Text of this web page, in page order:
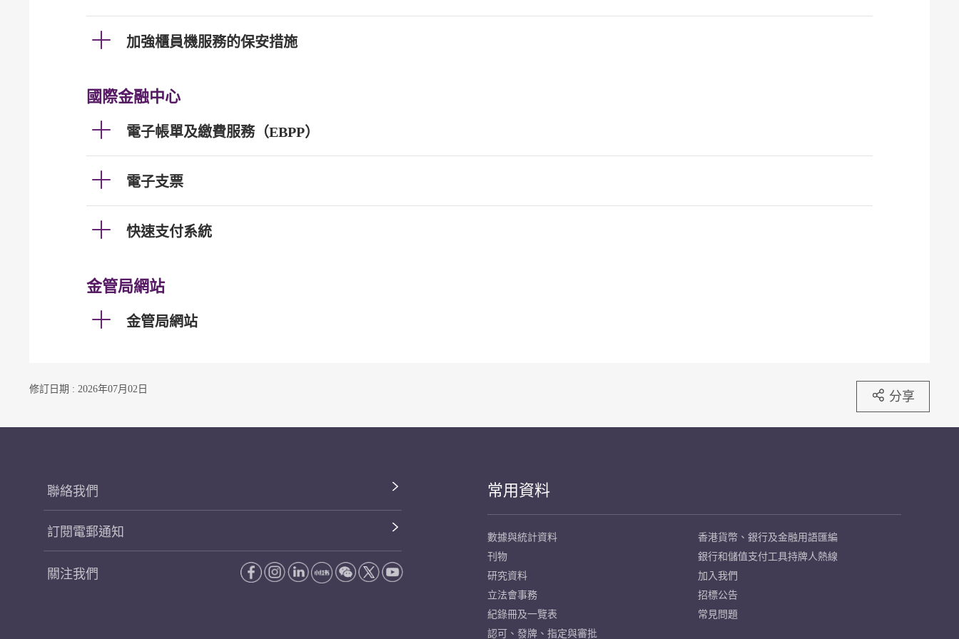
加強櫃員機服務的保安措施
國際金融中心
電子帳單及繳費服務（EBPP）
電子支票
快速支付系統
金管局網站
金管局網站
修訂日期 : 2026年07月02日 分享
聯絡我們
訂閱電郵通知
關注我們
常用資料
數據與統計資料
刊物
研究資料
立法會事務
紀錄冊及一覽表
認可、發牌、指定與審批
香港貨幣、銀行及金融用語匯編
銀行和儲值支付工具持牌人熱線
加入我們
招標公告
常見問題